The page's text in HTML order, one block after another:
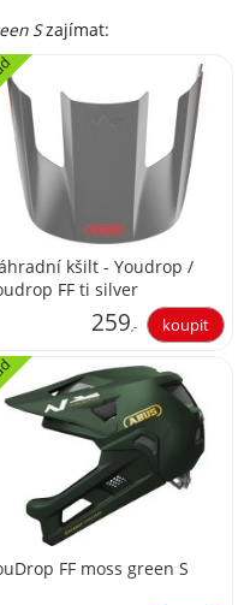
Szajímat:
kšilt - Youdrop /
FF ti silver
259,-
214,05
FF moss green S